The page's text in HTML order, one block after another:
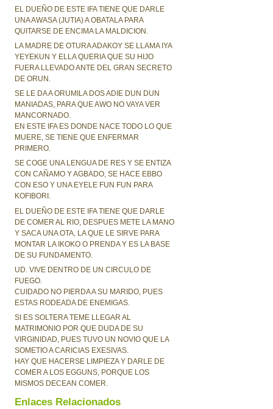
EL DUEÑO DE ESTE IFA TIENE QUE DARLE
UNA AWASA (JUTIA) A OBATALA PARA
QUITARSE DE ENCIMA LA MALDICION.
LA MADRE DE OTURA ADAKOY SE LLAMA IYA
YEYEKUN Y ELLA QUERIA QUE SU HIJO
FUERA LLEVADO ANTE DEL GRAN SECRETO
DE ORUN.
SE LE DA A ORUMILA DOS ADIE DUN DUN
MANIADAS, PARA QUE AWO NO VAYA VER
MANCORNADO.
EN ESTE IFA ES DONDE NACE TODO LO QUE
MUERE, SE TIENE QUE ENFERMAR
PRIMERO.
SE COGE UNA LENGUA DE RES Y SE ENTIZA
CON CAÑAMO Y AGBADO, SE HACE EBBO
CON ESO Y UNA EYELE FUN FUN PARA
KOFIBORI.
EL DUEÑO DE ESTE IFA TIENE QUE DARLE
DE COMER AL RIO, DESPUES METE LA MANO
Y SACA UNA OTA, LA QUE LE SIRVE PARA
MONTAR LA IKOKO O PRENDA Y ES LA BASE
DE SU FUNDAMENTO.
UD. VIVE DENTRO DE UN CIRCULO DE
FUEGO.
CUIDADO NO PIERDA A SU MARIDO, PUES
ESTAS RODEADA DE ENEMIGAS.
SI ES SOLTERA TEME LLEGAR AL
MATRIMONIO POR QUE DUDA DE SU
VIRGINIDAD, PUES TUVO UN NOVIO QUE LA
SOMETIO A CARICIAS EXESIVAS.
HAY QUE HACERSE LIMPIEZA Y DARLE DE
COMER A LOS EGGUNS, PORQUE LOS
MISMOS DECEAN COMER.
Enlaces Relacionados